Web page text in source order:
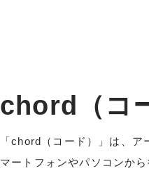
chord（コ
「chord（コード）」は、
マートフォンやパソコンか